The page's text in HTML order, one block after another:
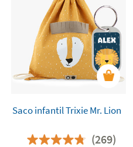
Saco infantil Trixie Mr. Lion
(269)